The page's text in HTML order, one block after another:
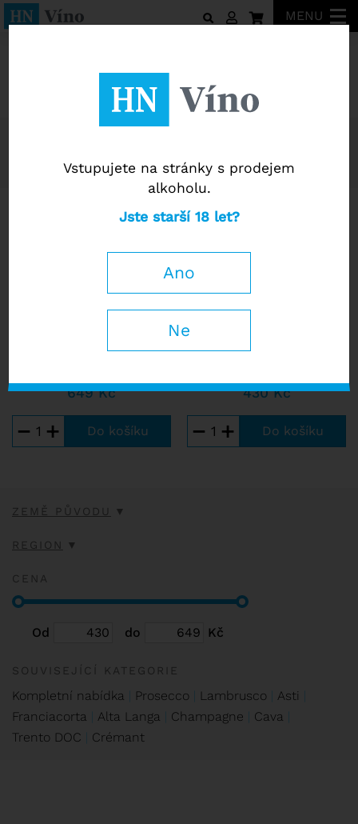
MENU
Názvu A-Z Názvu Z-A
Reiler Mullay-Hofberg
Riesling Brut Sekt 2022
649 Kč
− +
Blanc de Noir Sekt
430 Kč
− +
ZEMĚ PŮVODU
REGION
CENA
Od do Kč
SOUVISEJÍCÍ KATEGORIE
Kompletní nabídka Prosecco Lambrusco
Asti
Franciacorta
Alta Langa Champagne
Cava
Trento DOC
Crémant
Vstupujete na stránky s prodejem
alkoholu.
Jste starší 18 let?
Ano
Ne